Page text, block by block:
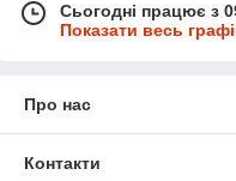
Сьогодні працює з
Показати весь
Про нас
Контакти